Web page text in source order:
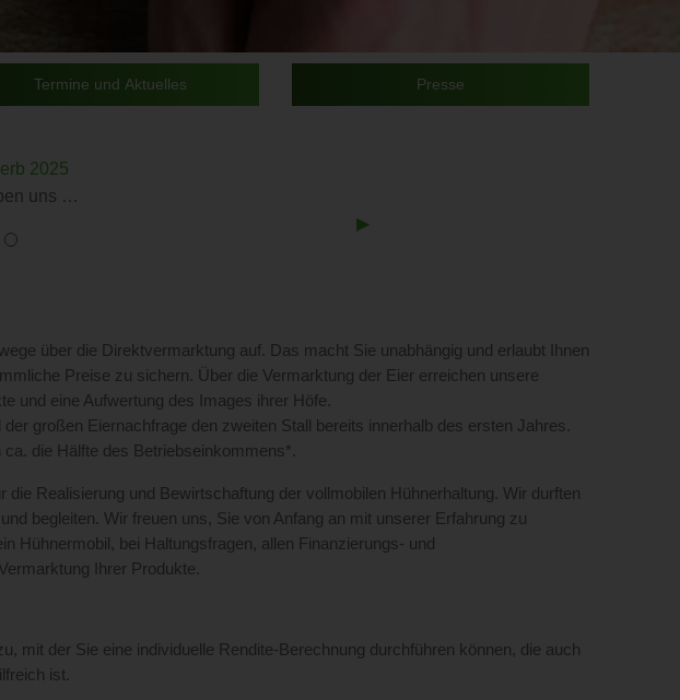
Termine und Aktuelles Presse
2025
uns …
Next
▶︎
First
Current
über die Direktvermarktung auf. Das macht Sie unabhängig und erlaubt Ihnen
Preise zu sichern. Über die Vermarktung der Eier erreichen unsere
und eine Aufwertung des Images ihrer Höfe.
großen Eiernachfrage den zweiten Stall bereits innerhalb des ersten Jahres.
die Hälfte des Betriebseinkommens*.
Realisierung und Bewirtschaftung der vollmobilen Hühnerhaltung. Wir durften
begleiten. Wir freuen uns, Sie von Anfang an mit unserer Erfahrung zu
Hühnermobil, bei Haltungsfragen, allen Finanzierungs- und
Ihrer Produkte.
mit der Sie eine individuelle Rendite-Berechnung durchführen können, die auch
ist.